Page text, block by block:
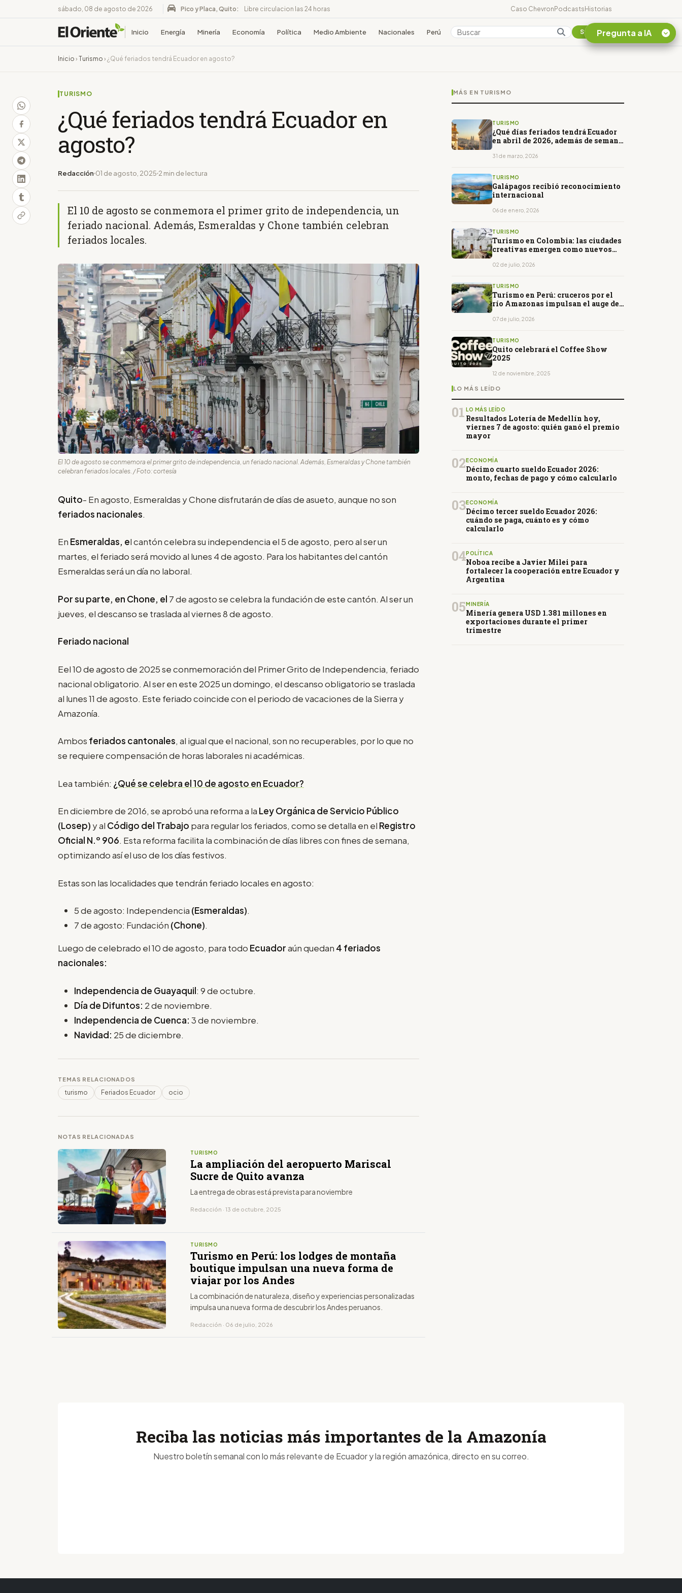
sábado, 08 de agosto de 2026 Pico y Placa, Quito: Libre circulacion las 24 horas Caso ChevronPodcastsHistorias
Inicio Energía Minería Economía Política Medio Ambiente Nacionales Perú Colombia Suscribirse
Inicio › Turismo › ¿Qué feriados tendrá Ecuador en agosto?
TURISMO
¿Qué feriados tendrá Ecuador en
agosto?
Redacción 01 de agosto, 2025 2 min de lectura
El 10 de agosto se conmemora el primer grito de independencia, un
feriado nacional. Además, Esmeraldas y Chone también celebran
feriados locales.
El 10 de agosto se conmemora el primer grito de independencia, un feriado nacional. Además, Esmeraldas y Chone también
celebran feriados locales. / Foto: cortesía
Quito- En agosto, Esmeraldas y Chone disfrutarán de días de asueto, aunque no son
feriados nacionales.
En Esmeraldas, el cantón celebra su independencia el 5 de agosto, pero al ser un
martes, el feriado será movido al lunes 4 de agosto. Para los habitantes del cantón
Esmeraldas será un día no laboral.
Por su parte, en Chone, el 7 de agosto se celebra la fundación de este cantón. Al ser un
jueves, el descanso se traslada al viernes 8 de agosto.
Feriado nacional
Eel 10 de agosto de 2025 se conmemoración del Primer Grito de Independencia, feriado
nacional obligatorio. Al ser en este 2025 un domingo, el descanso obligatorio se traslada
al lunes 11 de agosto. Este feriado coincide con el periodo de vacaciones de la Sierra y
Amazonía.
Ambos feriados cantonales, al igual que el nacional, son no recuperables, por lo que no
se requiere compensación de horas laborales ni académicas.
Lea también: ¿Qué se celebra el 10 de agosto en Ecuador?
En diciembre de 2016, se aprobó una reforma a la Ley Orgánica de Servicio Público
(Losep) y al Código del Trabajo para regular los feriados, como se detalla en el Registro
Oficial N.º 906. Esta reforma facilita la combinación de días libres con fines de semana,
optimizando así el uso de los días festivos.
Estas son las localidades que tendrán feriado locales en agosto:
5 de agosto: Independencia (Esmeraldas).
7 de agosto: Fundación (Chone).
Luego de celebrado el 10 de agosto, para todo Ecuadoraún quedan 4 feriados
nacionales:
Independencia de Guayaquil: 9 de octubre.
Día de Difuntos: 2 de noviembre.
Independencia de Cuenca: 3 de noviembre.
Navidad: 25 de diciembre.
TEMAS RELACIONADOS
turismo Feriados Ecuador ocio
NOTAS RELACIONADAS
TURISMO
La ampliación del aeropuerto Mariscal
Sucre de Quito avanza
La entrega de obras está prevista para noviembre
Redacción · 13 de octubre, 2025
TURISMO
Turismo en Perú: los lodges de montaña
boutique impulsan una nueva forma de
viajar por los Andes
La combinación de naturaleza, diseño y experiencias personalizadas
impulsa una nueva forma de descubrir los Andes peruanos.
Redacción · 06 de julio, 2026
MÁS EN TURISMO
TURISMO
¿Qué días feriados tendrá Ecuador
en abril de 2026, además de semana
31 de marzo, 2026
TURISMO
Galápagos recibió reconocimiento
internacional
06 de enero, 2026
TURISMO
Turismo en Colombia: las ciudades
creativas emergen como nuevos
02 de julio, 2026
TURISMO
Turismo en Perú: cruceros por el
río Amazonas impulsan el auge del
07 de julio, 2026
TURISMO
Quito celebrará el Coffee Show
2025
12 de noviembre, 2025
LO MÁS LEÍDO
01 LO MÁS LEÍDO
Resultados Lotería de Medellín hoy,
viernes 7 de agosto: quién ganó el premio
mayor
02 ECONOMÍA
Décimo cuarto sueldo Ecuador 2026:
monto, fechas de pago y cómo calcularlo
03ECONOMÍA
Décimo tercer sueldo Ecuador 2026:
cuándo se paga, cuánto es y cómo
calcularlo
04POLÍTICA
Noboa recibe a Javier Milei para
fortalecer la cooperación entre Ecuador y
Argentina
05 MINERÍA
Minería genera USD 1.381 millones en
exportaciones durante el primer
trimestre
Pregunta a IA
¿En que consiste la
Reciba las noticias más importantes de la Amazonía
Nuestro boletín semanal con lo más relevante de Ecuador y la región amazónica, directo en su correo.